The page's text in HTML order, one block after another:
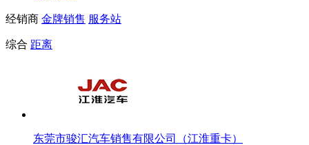
经销商 金牌销售 服务站
综合 距离
东莞市骏汇汽车销售有限公司（江淮重卡）